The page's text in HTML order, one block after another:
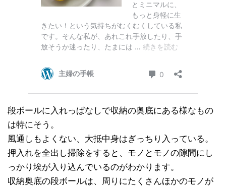
段ボールに入れっぱなしで収納の奥底にある様なもの
は特にそう。
風通しもよくない、大抵中身はぎっちり入っている。
押入れを全出し掃除をすると、モノとモノの隙間にし
っかり埃が入り込んでいるのがわかります。
収納奥底の段ボールは、周りにたくさんほかのモノが